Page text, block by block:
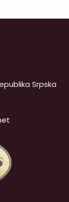
Srpska